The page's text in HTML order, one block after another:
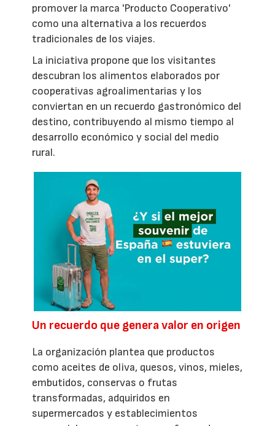
promover la marca 'Producto Cooperativo'
como una alternativa a los recuerdos
tradicionales de los viajes.
La iniciativa propone que los visitantes
descubran los alimentos elaborados por
cooperativas agroalimentarias y los
conviertan en un recuerdo gastronómico del
destino, contribuyendo al mismo tiempo al
desarrollo económico y social del medio
rural.
Un recuerdo que genera valor en origen
La organización plantea que productos
como aceites de oliva, quesos, vinos, mieles,
embutidos, conservas o frutas
transformadas, adquiridos en
supermercados y establecimientos